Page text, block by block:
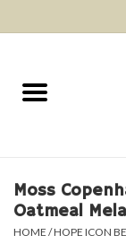
Home
Dresses
Tops
Moss
Oatmeal
HOME /HOPE ICON